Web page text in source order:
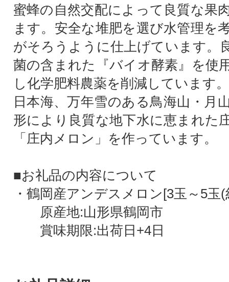
蜜蜂の自然交配によって良質な果
ます。安全な堆肥を選び水管理を
がそろうように仕上げています。
菌の含まれた『バイオ酵素』を使
し化学肥料農薬を削減しています。
日本海、万年雪のある鳥海山・月
形により良質な地下水に恵まれた
「庄内メロン」を作っています。
■お礼品の内容について
・鶴岡産アンデスメロン[3玉～5玉(
原産地:山形県鶴岡市
賞味期限:出荷日+4日